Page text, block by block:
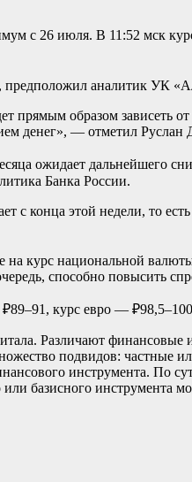
с 26 июля. В 11:52 мск
предположил аналитик УК
прямым образом зависеть
денег», — отметил Руслан
ожидает дальнейшего
Банка России.
конца этой недели, то
курс национальной
способно повысить
курс евро —
Различают
подвидов: частные
инструмента. По
базисного инструмента